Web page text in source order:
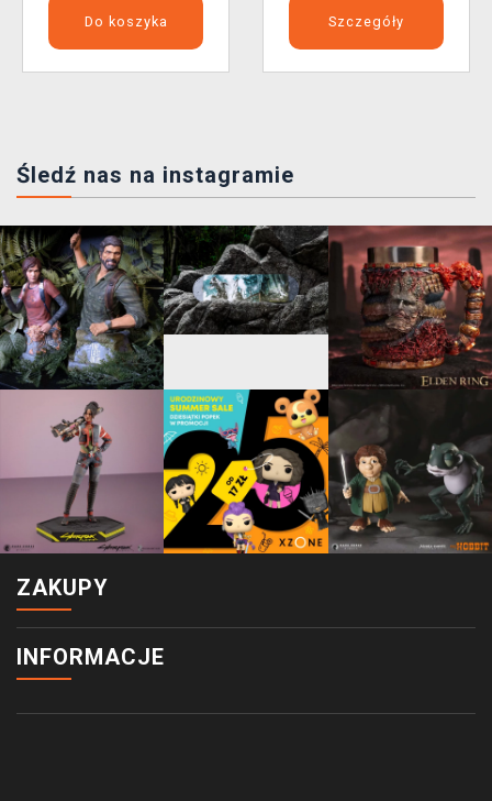
Do koszyka Szczegóły
Śledź nas na instagramie
ZAKUPY
INFORMACJE